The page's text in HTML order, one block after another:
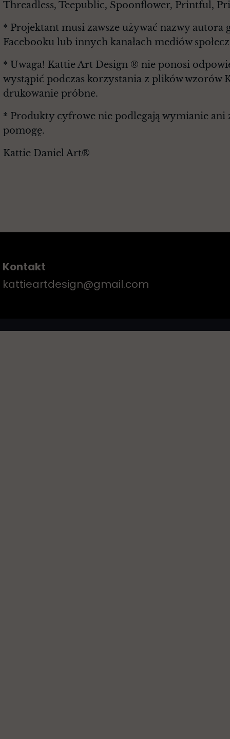
Threadless, Teepublic, Spoonflower, Printful,
* Projektant musi zawsze używać nazwy
Facebooku lub innych kanałach mediów
* Uwaga! Kattie Art Design ® nie ponosi
wystąpić podczas korzystania z plików wzorów
drukowanie próbne.
* Produkty cyfrowe nie podlegają wymianie ani
pomogę.
Kattie Daniel Art®
Kontakt
kattieartdesign@gmail.com